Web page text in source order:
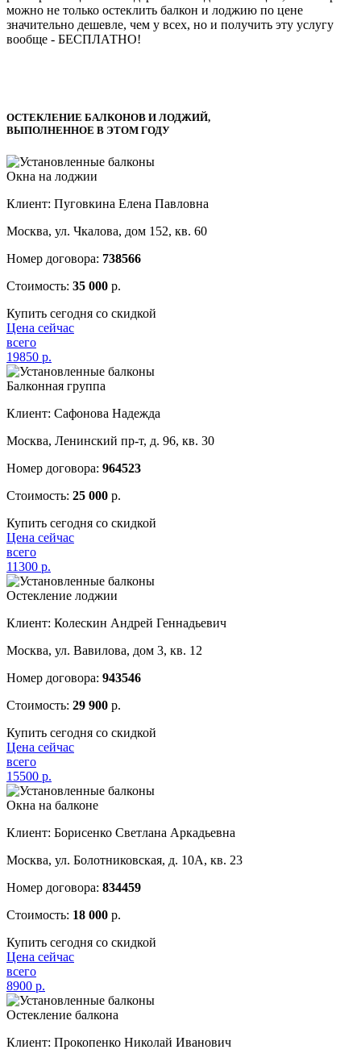
можно не только остеклить балкон и лоджию по цене
значительно дешевле, чем у всех, но и получить эту услугу
вообще - БЕСПЛАТНО!
ОСТЕКЛЕНИЕ БАЛКОНОВ И ЛОДЖИЙ,
ВЫПОЛНЕННОЕ В ЭТОМ ГОДУ
Окна на лоджии
Клиент: Пуговкина Елена Павловна
Москва, ул. Чкалова, дом 152, кв. 60
Номер договора: 738566
Стоимость: 35 000 р.
Купить сегодня со скидкой
Цена сейчас
всего
19850 р.
Балконная группа
Клиент: Сафонова Надежда
Москва, Ленинский пр-т, д. 96, кв. 30
Номер договора: 964523
Стоимость: 25 000 р.
Купить сегодня со скидкой
Цена сейчас
всего
11300 р.
Остекление лоджии
Клиент: Колескин Андрей Геннадьевич
Москва, ул. Вавилова, дом 3, кв. 12
Номер договора: 943546
Стоимость: 29 900 р.
Купить сегодня со скидкой
Цена сейчас
всего
15500 р.
Окна на балконе
Клиент: Борисенко Светлана Аркадьевна
Москва, ул. Болотниковская, д. 10А, кв. 23
Номер договора: 834459
Стоимость: 18 000 р.
Купить сегодня со скидкой
Цена сейчас
всего
8900 р.
Остекление балкона
Клиент: Прокопенко Николай Иванович